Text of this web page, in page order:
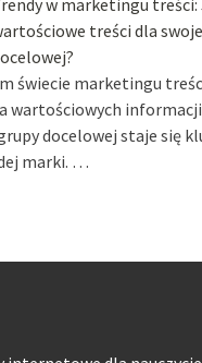
treści dla
świecie marketingu
wartościowych
docelowej staje się
marki. …